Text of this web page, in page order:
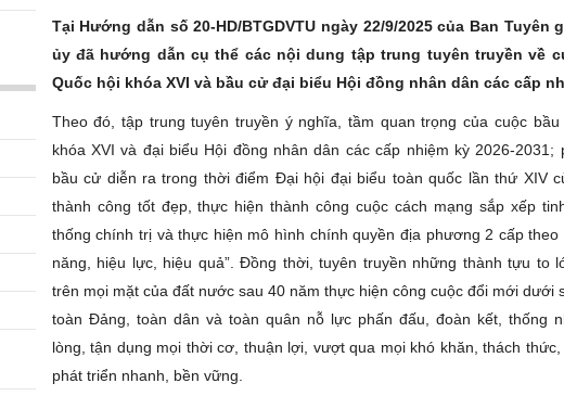
Tại Hướng dẫn số 20-HD/BTGDVTU ngày 22/9/2025 của Ban Tuyên
ủy đã hướng dẫn cụ thể các nội dung tập trung tuyên truyền về
Quốc hội khóa XVI và bầu cử đại biểu Hội đồng nhân dân các cấp
Theo đó, tập trung tuyên truyền ý nghĩa, tầm quan trọng của cuộc
khóa XVI và đại biểu Hội đồng nhân dân các cấp nhiệm kỳ 2026-2031;
bầu cử diễn ra trong thời điểm Đại hội đại biểu toàn quốc lần thứ XIV
thành công tốt đẹp, thực hiện thành công cuộc cách mạng sắp xếp
thống chính trị và thực hiện mô hình chính quyền địa phương 2 cấp theo
năng, hiệu lực, hiệu quả”. Đồng thời, tuyên truyền những thành tựu to
trên mọi mặt của đất nước sau 40 năm thực hiện công cuộc đổi mới dưới
toàn Đảng, toàn dân và toàn quân nỗ lực phấn đấu, đoàn kết, thống
lòng, tận dụng mọi thời cơ, thuận lợi, vượt qua mọi khó khăn, thách
phát triển nhanh, bền vững.